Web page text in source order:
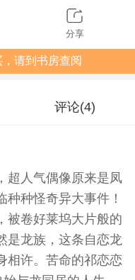
分享
请到书房查阅
评论(4)
超人气偶像原来是凤
种怪奇异大事件！
被卷好莱坞大片般的
是龙族，这条自恋龙
相许。苦命的祁恋恋